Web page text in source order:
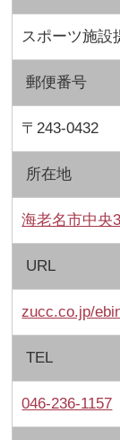
スポーツ施設
郵便番号
〒243-0432
所在地
海老名市中央
URL
zucc.co.jp/
TEL
046-236-1157